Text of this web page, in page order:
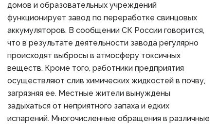
домов и образовательных учреждений
функционирует завод по переработке свинцовых
аккумуляторов. В сообщении СК России говорится,
что в результате деятельности завода регулярно
происходят выбросы в атмосферу токсичных
веществ. Кроме того, работники предприятия
осуществляют слив химических жидкостей в почву,
загрязняя ее. Местные жители вынуждены
задыхаться от неприятного запаха и едких
испарений. Многочисленные обращения в различные